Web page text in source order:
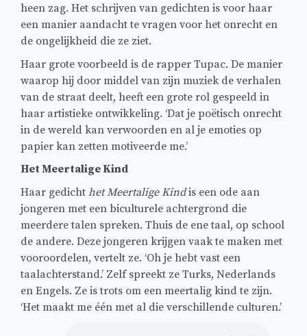
heen zag. Het schrijven van gedichten is voor haar
een manier aandacht te vragen voor het onrecht en
de ongelijkheid die ze ziet.
Haar grote voorbeeld is de rapper Tupac. De manier
waarop hij door middel van zijn muziek de verhalen
van de straat deelt, heeft een grote rol gespeeld in
haar artistieke ontwikkeling. ‘Dat je poëtisch onrecht
in de wereld kan verwoorden en al je emoties op
papier kan zetten motiveerde me.’
Het Meertalige Kind
Haar gedicht het Meertalige Kindis een ode aan
jongeren met een biculturele achtergrond die
meerdere talen spreken. Thuis de ene taal, op school
de andere. Deze jongeren krijgen vaak te maken met
vooroordelen, vertelt ze. ‘Oh je hebt vast een
taalachterstand.’ Zelf spreekt ze Turks, Nederlands
en Engels. Ze is trots om een meertalig kind te zijn.
‘Het maakt me één met al die verschillende culturen.’